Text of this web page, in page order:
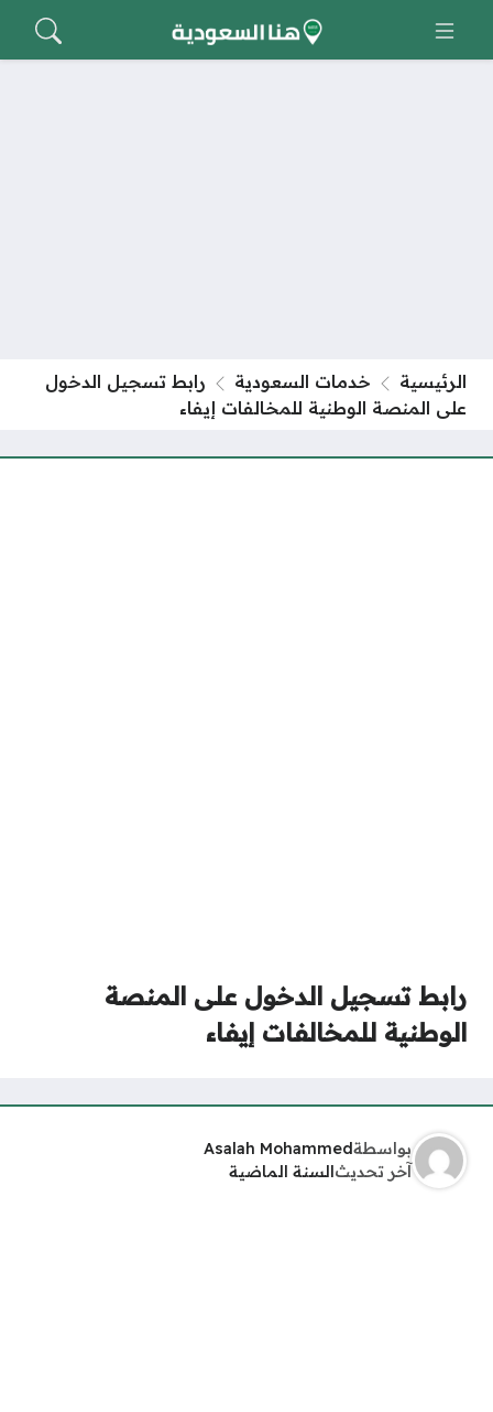
الرئيسية خدمات السعودية
رابط تسجيل الدخول
على المنصة الوطنية للمخالفات إيفاء
رابط تسجيل الدخول على المنصة
الوطنية للمخالفات إيفاء
بواسطةAsalah Mohammed
آخر تحديثالسنة الماضية